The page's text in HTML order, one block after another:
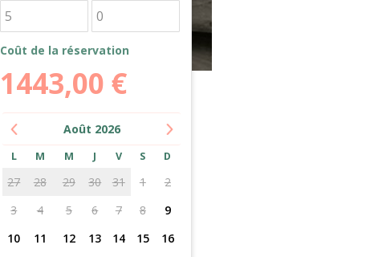
Coût de la réservation
1443,00 €
Août 2026
L M M J V S D
27 28 29 30 31 1
2
3
4 5 6 7 8
9
10
11 12 13 14 15
16